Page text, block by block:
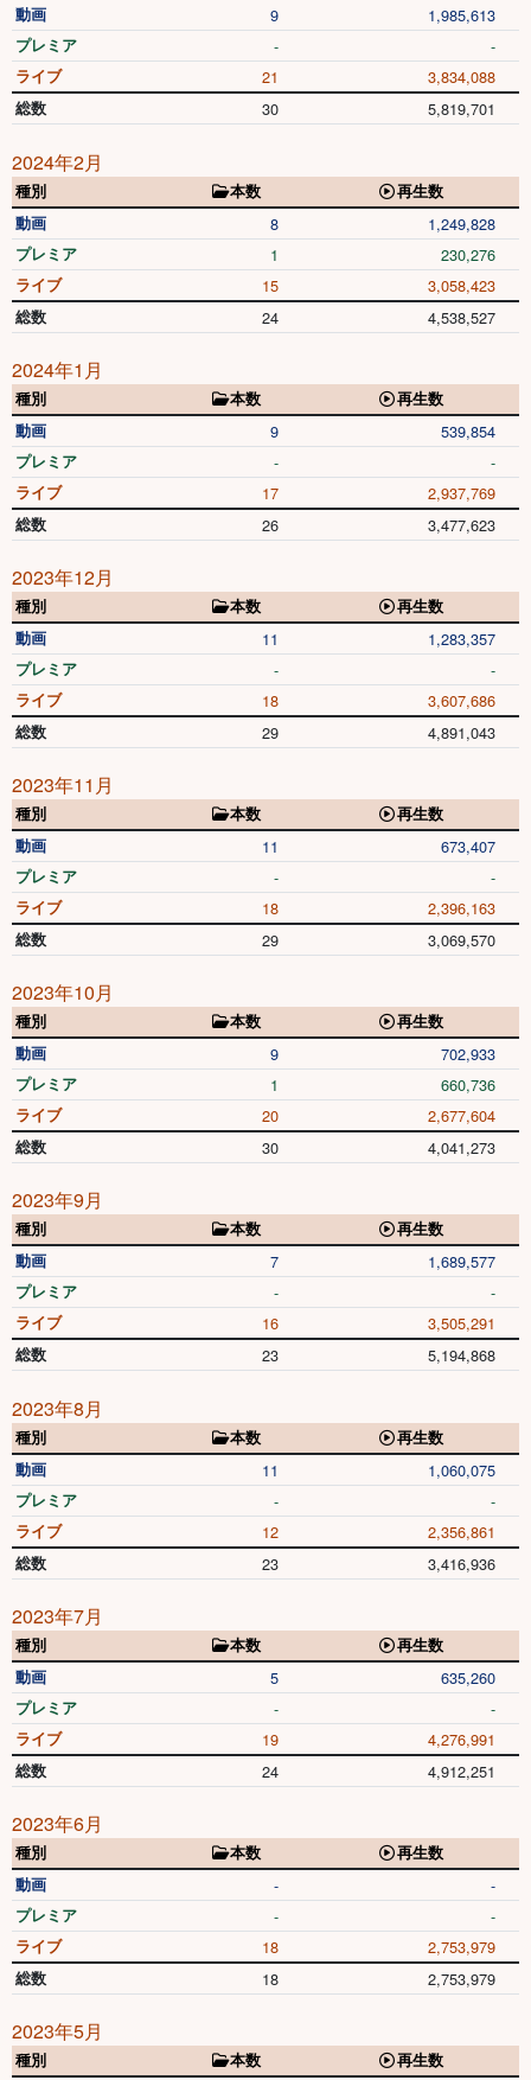
動画 9 1,985,613
プレミア - -
ライブ 21 3,834,088
総数 30 5,819,701
2024年2月
種別 本数
再生数
動画
8 1,249,828
プレミア 1 230,276
ライブ 15 3,058,423
総数 24 4,538,527
2024年1月
種別 本数
再生数
動画
9 539,854
プレミア - -
ライブ 17 2,937,769
総数 26 3,477,623
2023年12月
種別 本数
再生数
動画
11 1,283,357
プレミア - -
ライブ 18 3,607,686
総数 29 4,891,043
2023年11月
種別 本数
再生数
動画
11 673,407
プレミア - -
ライブ 18 2,396,163
総数 29 3,069,570
2023年10月
種別 本数
再生数
動画
9 702,933
プレミア 1 660,736
ライブ 20 2,677,604
総数 30 4,041,273
2023年9月
種別 本数
再生数
動画
7 1,689,577
プレミア - -
ライブ 16 3,505,291
総数 23 5,194,868
2023年8月
種別 本数
再生数
動画
11 1,060,075
プレミア - -
ライブ 12 2,356,861
総数 23 3,416,936
2023年7月
種別 本数
再生数
動画
5 635,260
プレミア - -
ライブ 19 4,276,991
総数 24 4,912,251
2023年6月
種別 本数
再生数
動画
- -
プレミア - -
ライブ 18 2,753,979
総数 18 2,753,979
2023年5月
種別 本数
再生数